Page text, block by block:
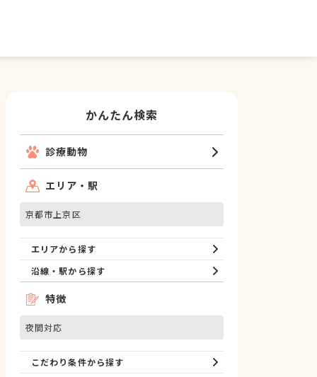
かんたん検索
診療動物
エリア・駅
京都市上京区
エリアから探す
沿線・駅から探す
特徴
夜間対応
こだわり条件から探す